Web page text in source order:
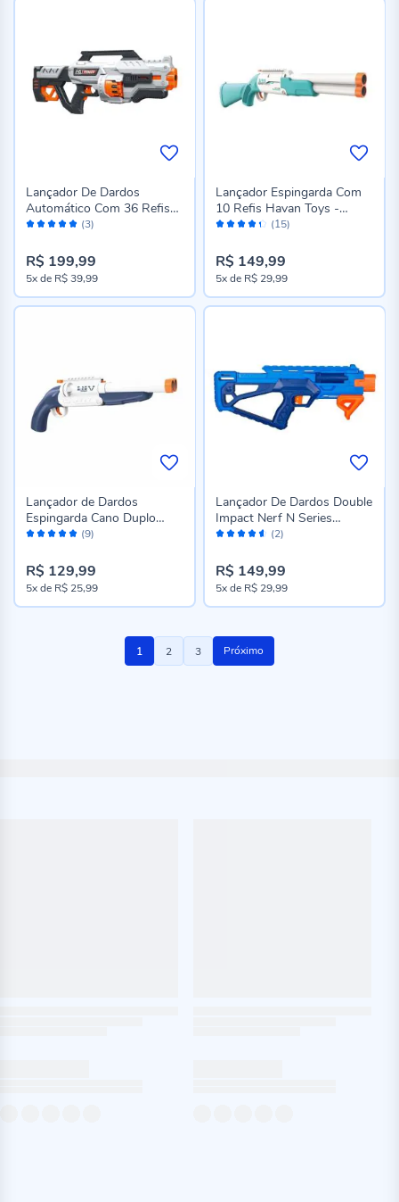
Avaliação: (3)
Lançador De Dardos
Automático Com 36 Refis
Havan Toys - ST78270
R$ 199,99
5xde R$ 39,99
Avaliação: (15)
Lançador Espingarda Com
10 Refis Havan Toys -
ST78258
R$ 149,99
5xde R$ 29,99
Avaliação: (9)
Lançador de Dardos
Espingarda Cano Duplo
Havan Toys - ST78261
R$ 129,99
5xde R$ 25,99
Avaliação: (2)
Lançador De Dardos Double
Impact Nerf N Series
Hasbro - G0880
R$ 149,99
5xde R$ 29,99
Página
Você
1 Página
2 Página
3 Próximo